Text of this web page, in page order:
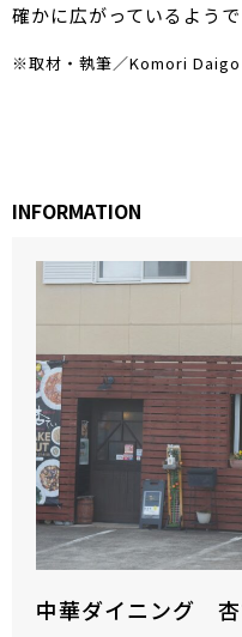
確かに広がっているようで
※取材・執筆／Komori Daigo
INFORMATION
中華ダイニング